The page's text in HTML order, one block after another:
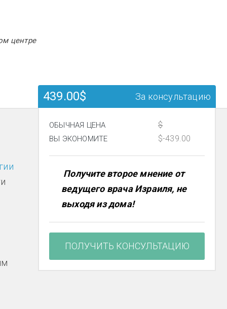
центре
439.00$ За консультацию
ОБЫЧНАЯ ЦЕНА $
ВЫ ЭКОНОМИТЕ $-439.00
Получите второе мнение от
ведущего врача Израиля, не
выходя из дома!
ПОЛУЧИТЬ КОНСУЛЬТАЦИЮ